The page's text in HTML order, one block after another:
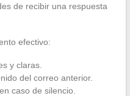
de recibir una respuesta
efectivo:
y claras.
del correo anterior.
caso de silencio.